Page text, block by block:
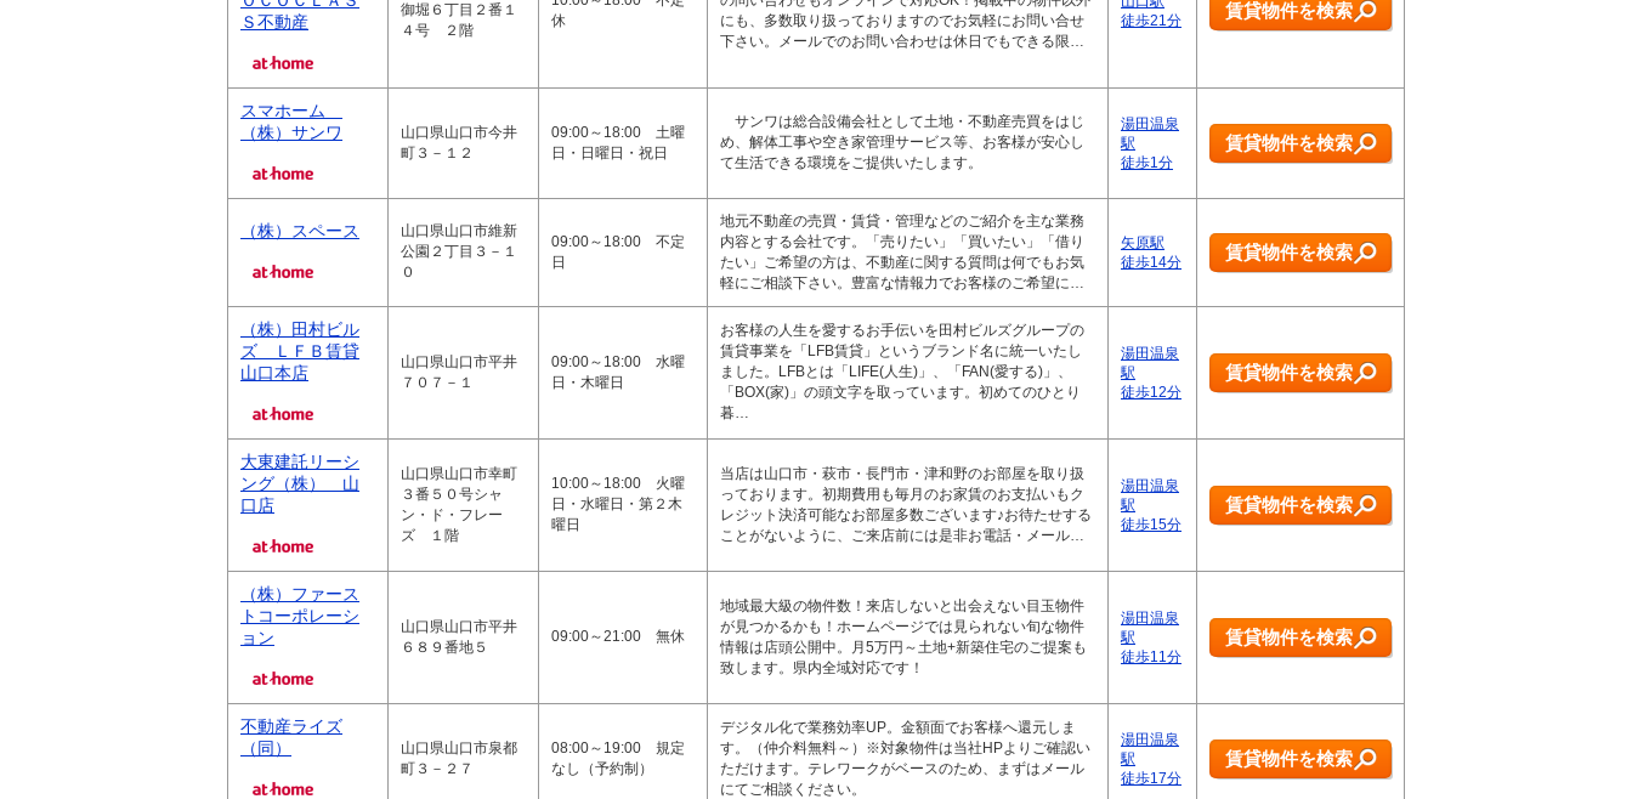
Ｓ不動産
御堀６丁目２番１
４号 ２階
休
にも、多数取り扱っておりますのでお気軽にお問い合せ
下さい。メールでのお問い合わせは休日でもできる限…
徒歩21分
賃貸物件を検索
スマホーム
（株）サンワ
山口県山口市今井
町３－１２
09:00～18:00 土曜
日・日曜日・祝日
サンワは総合設備会社として土地・不動産売買をはじ
め、解体工事や空き家管理サービス等、お客様が安心し
て生活できる環境をご提供いたします。
湯田温泉
駅
徒歩1分
賃貸物件を検索
（株）スペース
山口県山口市維新
公園２丁目３－１
０
09:00～18:00 不定
日
地元不動産の売買・賃貸・管理などのご紹介を主な業務
内容とする会社です。「売りたい」「買いたい」「借り
たい」ご希望の方は、不動産に関する質問は何でもお気
軽にご相談下さい。豊富な情報力でお客様のご希望に…
矢原駅
徒歩14分
賃貸物件を検索
（株）田村ビル
ズ ＬＦＢ賃貸
山口本店
山口県山口市平井
７０７－１
09:00～18:00 水曜
日・木曜日
お客様の人生を愛するお手伝いを田村ビルズグループの
賃貸事業を「LFB賃貸」というブランド名に統一いたし
ました。LFBとは「LIFE(人生)」、「FAN(愛する)」、
「BOX(家)」の頭文字を取っています。初めてのひとり
暮…
湯田温泉
駅
徒歩12分
賃貸物件を検索
大東建託リーシ
ング（株） 山
口店
山口県山口市幸町
３番５０号シャ
ン・ド・フレー
ズ １階
10:00～18:00 火曜
日・水曜日・第２木
曜日
当店は山口市・萩市・長門市・津和野のお部屋を取り扱
っております。初期費用も毎月のお家賃のお支払いもク
レジット決済可能なお部屋多数ございます♪お待たせする
ことがないように、ご来店前には是非お電話・メール…
湯田温泉
駅
徒歩15分
賃貸物件を検索
（株）ファース
トコーポレーシ
ョン
山口県山口市平井
６８９番地５
09:00～21:00 無休
地域最大級の物件数！来店しないと出会えない目玉物件
が見つかるかも！ホームページでは見られない旬な物件
情報は店頭公開中。月5万円～土地+新築住宅のご提案も
致します。県内全域対応です！
湯田温泉
駅
徒歩11分
賃貸物件を検索
不動産ライズ
（同）
山口県山口市泉都
町３－２７
08:00～19:00 規定
なし（予約制）
デジタル化で業務効率UP。金額面でお客様へ還元しま
す。（仲介料無料～）※対象物件は当社HPよりご確認い
ただけます。テレワークがベースのため、まずはメール
にてご相談ください。
湯田温泉
駅
徒歩17分
賃貸物件を検索